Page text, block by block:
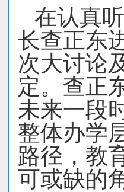
在认真
长查正东
次大讨论
定。查正
未来一段
整体办学
路径 ，教
可或缺的